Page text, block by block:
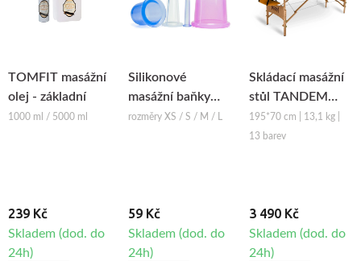
TOMFIT masážní
olej - základní
1000 ml / 5000 ml
239 Kč
Skladem (dod. do
24h)
Silikonové
masážní baňky
Fabulo Bell
rozměry XS / S / M / L
59 Kč
Skladem (dod. do
24h)
Skládací masážní
stůl TANDEM
Basic-2
195*70 cm | 13,1 kg |
13 barev
3 490 Kč
Skladem (dod. do
24h)